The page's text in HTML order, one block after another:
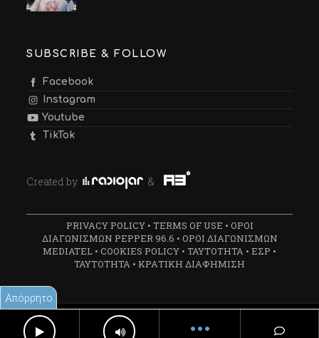
Απόρρητο
SUBSCRIBE & FOLLOW
Facebook
Instagram
Youtube
TikTok
Created by &
PRIVACY POLICY• TERMS OF USE • ΟΡΟΙ
ΔΙΑΓΩΝΙΣΜΩΝ PEPPER 96.6 • ΟΡΟΙ ΔΙΑΓΩΝΙΣΜΩΝ
MEDIATEL • COOKIES POLICY • ΤΑΥΤΟΤΗΤΑ • ΕΣΡ •
ΤΑΥΤΟΤΗΤΑ • ΚΡΑΤΙΚΗ ΔΙΑΦΗΜΙΣΗ
Created by &A3
•••